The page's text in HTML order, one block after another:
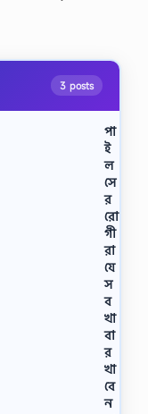
3 posts
পা
ই
ল
সে
র
রো
গী
রা
যে
স
ব
খা
বা
র
খা
বে
ন